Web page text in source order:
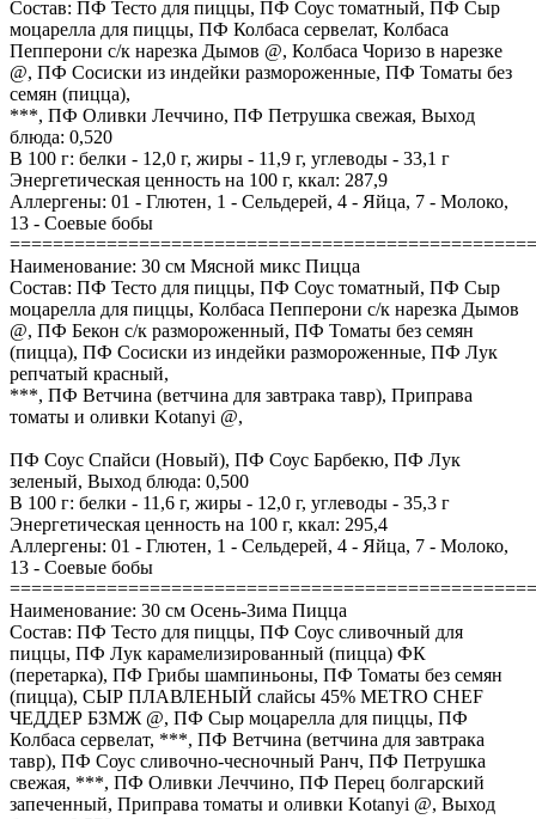
Состав: ПФ Тесто для пиццы, ПФ Соус томатный, ПФ Сыр
моцарелла для пиццы, ПФ Колбаса сервелат, Колбаса
Пепперони с/к нарезка Дымов @, Колбаса Чоризо в нарезке
@, ПФ Сосиски из индейки размороженные, ПФ Томаты без
семян (пицца),
***, ПФ Оливки Леччино, ПФ Петрушка свежая, Выход
блюда: 0,520
В 100 г: белки - 12,0 г, жиры - 11,9 г, углеводы - 33,1 г
Энергетическая ценность на 100 г, ккал: 287,9
Аллергены: 01 - Глютен, 1 - Сельдерей, 4 - Яйца, 7 - Молоко,
13 - Соевые бобы
Наименование: 30 см Мясной микс Пицца
Состав: ПФ Тесто для пиццы, ПФ Соус томатный, ПФ Сыр
моцарелла для пиццы, Колбаса Пепперони с/к нарезка Дымов
@, ПФ Бекон с/к размороженный, ПФ Томаты без семян
(пицца), ПФ Сосиски из индейки размороженные, ПФ Лук
репчатый красный,
***, ПФ Ветчина (ветчина для завтрака тавр), Приправа
томаты и оливки Kotanyi @,
ПФ Соус Спайси (Новый), ПФ Соус Барбекю, ПФ Лук
зеленый, Выход блюда: 0,500
В 100 г: белки - 11,6 г, жиры - 12,0 г, углеводы - 35,3 г
Энергетическая ценность на 100 г, ккал: 295,4
Аллергены: 01 - Глютен, 1 - Сельдерей, 4 - Яйца, 7 - Молоко,
13 - Соевые бобы
Наименование: 30 см Осень-Зима Пицца
Состав: ПФ Тесто для пиццы, ПФ Соус сливочный для
пиццы, ПФ Лук карамелизированный (пицца) ФК
(перетарка), ПФ Грибы шампиньоны, ПФ Томаты без семян
(пицца), СЫР ПЛАВЛЕНЫЙ слайсы 45% METRO CHEF
ЧЕДДЕР БЗМЖ @, ПФ Сыр моцарелла для пиццы, ПФ
Колбаса сервелат, ***, ПФ Ветчина (ветчина для завтрака
тавр), ПФ Соус сливочно-чесночный Ранч, ПФ Петрушка
свежая, ***, ПФ Оливки Леччино, ПФ Перец болгарский
запеченный, Приправа томаты и оливки Kotanyi @, Выход